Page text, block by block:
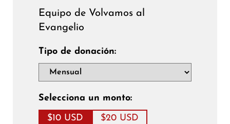
Equipo de Volvamos al
Evangelio
Tipo de donación:
Selecciona un monto:
$10 USD $20 USD